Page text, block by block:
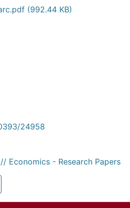
(992.44 KB)
24958
Economics - Research Papers